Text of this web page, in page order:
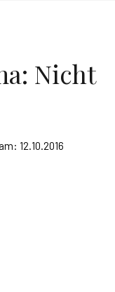
Nicht
12.10.2016